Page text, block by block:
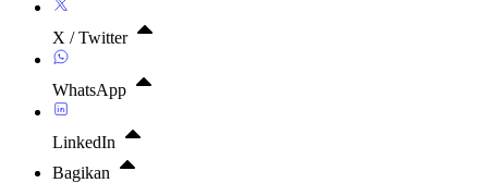
X / Twitter
WhatsApp
LinkedIn
Bagikan